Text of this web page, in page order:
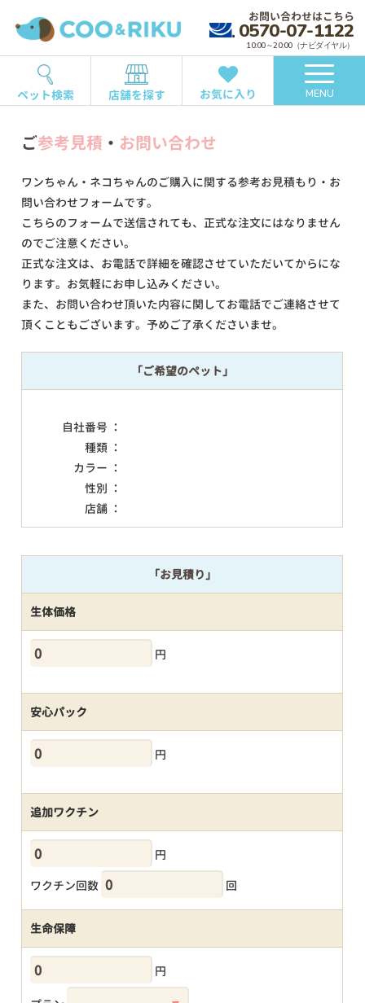
お問い合わせはこちら
0570-07-1122
10:00～20:00（ナビダイヤル）
ペット検索 店舗を探す お気に入り MENU
ご参考見積 ・ お問い合わせ
ワンちゃん・ネコちゃんのご購入に関する参考お見積もり・お
問い合わせフォームです。
こちらのフォームで送信されても、正式な注文にはなりません
のでご注意ください。
正式な注文は、お電話で詳細を確認させていただいてからにな
ります。お気軽にお申し込みください。
また、お問い合わせ頂いた内容に関してお電話でご連絡させて
頂くこともございます。予めご了承くださいませ。
「ご希望のペット」
自社番号 ：
種類 ：
カラー ：
性別 ：
店舗 ：
「お見積り」
生体価格
円
安心パック
円
追加ワクチン
円
ワクチン回数
回
生命保障
円